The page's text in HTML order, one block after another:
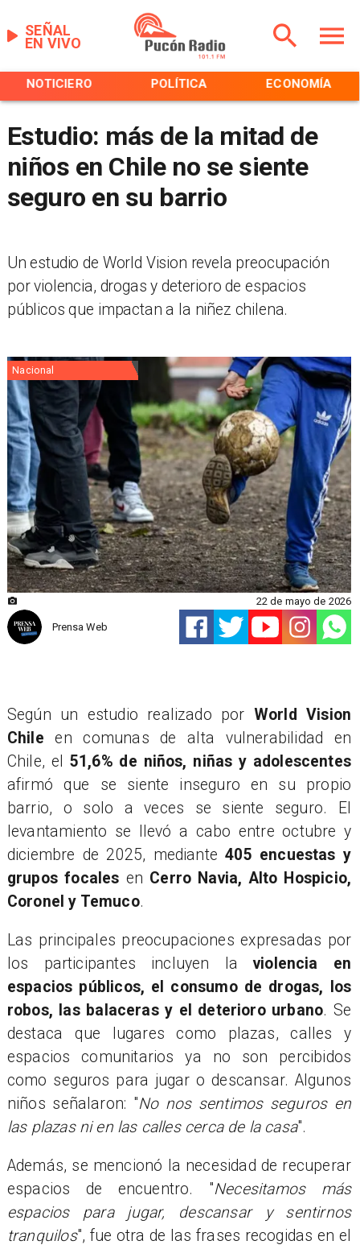
EN VIVO
SEÑAL
NOTICIERO POLÍTICA ECONOMÍA
Estudio: más de la mitad de
niños en Chile no se siente
seguro en su barrio
Un estudio de World Vision revela preocupación
por violencia, drogas y deterioro de espacios
públicos que impactan a la niñez chilena.
Nacional
Prensa Web
22 de mayo de 2026
Según un estudio realizado por World Vision
Chile en comunas de alta vulnerabilidad en
Chile, el 51,6% de niños, niñas y adolescentes
afirmó que se siente inseguro en su propio
barrio, o solo a veces se siente seguro. El
levantamiento se llevó a cabo entre octubre y
diciembre de 2025, mediante405 encuestas y
grupos focales en Cerro Navia, Alto Hospicio,
Coronel y Temuco.
Las principales preocupaciones expresadas por
los participantes incluyen laviolencia en
espacios públicos, el consumo de drogas, los
robos, las balaceras y el deterioro urbano. Se
destaca que lugares como plazas, calles y
espacios comunitarios ya no son percibidos
como seguros para jugar o descansar. Algunos
niños señalaron: "No nos sentimos seguros en
las plazas ni en las calles cerca de la casa".
Además, se mencionó la necesidad de recuperar
espacios de encuentro. "Necesitamos más
espacios para jugar, descansar y sentirnos
tranquilos", fue otra de las frases recogidas en el